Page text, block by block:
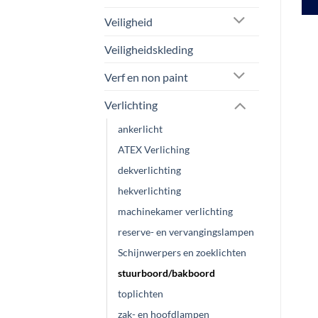
Veiligheid
Veiligheidskleding
Verf en non paint
Verlichting
ankerlicht
ATEX Verliching
dekverlichting
hekverlichting
machinekamer verlichting
reserve- en vervangingslampen
Schijnwerpers en zoeklichten
stuurboord/bakboord
toplichten
zak- en hoofdlampen
heeft
variaties.
kan
gekozen
de
productpagina